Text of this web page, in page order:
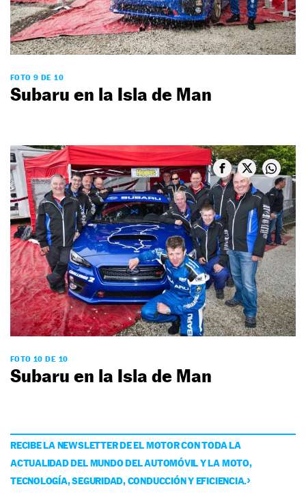
FOTO 9 DE 10
Subaru en la Isla de Man
FOTO 10 DE 10
Subaru en la Isla de Man
RECIBE LA NEWSLETTER DE EL MOTOR CON TODA LA
ACTUALIDAD DEL MUNDO DEL AUTOMÓVIL Y LA MOTO,
TECNOLOGÍA, SEGURIDAD, CONDUCCIÓN Y EFICIENCIA.